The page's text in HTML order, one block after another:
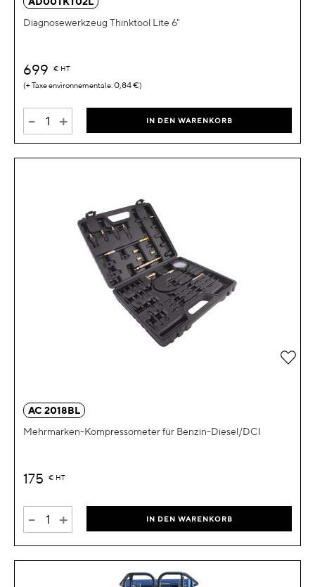
Diagnosewerkzeug Thinktool Lite 6"
699 € HT
0,84 €
- + IN DEN WARENKORB
AC 2018BL
Mehrmarken-Kompressometer für Benzin-Diesel/DCI
175 € HT
- + IN DEN WARENKORB
Zur